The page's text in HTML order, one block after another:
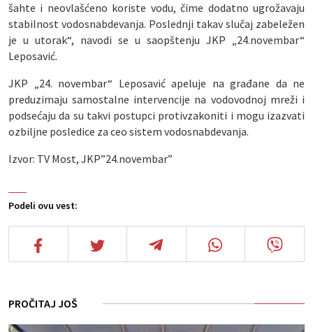
Podeli ovu vest:
šahte i neovlašćeno koriste vodu, čime dodatno ugrožavaju
stabilnost vodosnabdevanja. Poslednji takav slučaj zabeležen
je u utorak“, navodi se u saopštenju JKP „24.novembar“
Leposavić.
JKP „24. novembar“ Leposavić apeluje na građane da ne
preduzimaju samostalne intervencije na vodovodnoj mreži i
podsećaju da su takvi postupci protivzakoniti i mogu izazvati
ozbiljne posledice za ceo sistem vodosnabdevanja.
Izvor: TV Most, JKP”24.novembar”
PROČITAJ JOŠ